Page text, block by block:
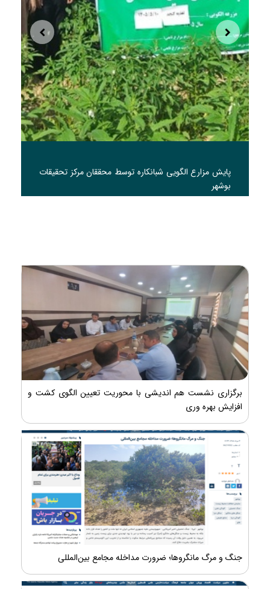
پایش مزارع الگویی شبانکاره توسط محققان مرکز تحقیقات
بوشهر
برگزاری نشست هم اندیشی با محوریت تعیین الگوی کشت و
افزایش بهره وری
جنگ و مرگ مانگروها؛ ضرورت مداخله مجامع بین‌المللی